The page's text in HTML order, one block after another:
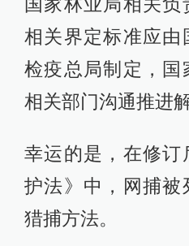
国家林业局相关负
相关界定标准应由
检疫总局制定，国
相关部门沟通推进
幸运的是，在修订
护法》中，网捕被
猎捕方法。